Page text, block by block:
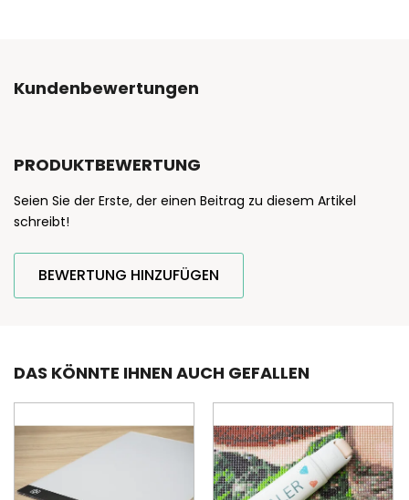
Kundenbewertungen
PRODUKTBEWERTUNG
Seien Sie der Erste, der einen Beitrag zu diesem Artikel
schreibt!
BEWERTUNG HINZUFÜGEN
DAS KÖNNTE IHNEN AUCH GEFALLEN